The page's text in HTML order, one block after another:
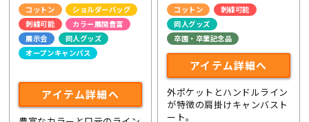
コットン
ショルダーバッグ
刺繍可能
カラー展開豊富
展示会
同人グッズ
オープンキャンパス
アイテム詳細へ
コットン
刺繍可能
同人グッズ
卒園・卒業記念品
アイテム詳細へ
外ポケットとハンドルライン
が特徴の肩掛けキャンバスト
ート。